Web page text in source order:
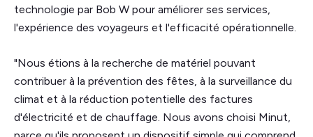
technologie par Bob W pour améliorer ses services,
l'expérience des voyageurs et l'efficacité opérationnelle.
"Nous étions à la recherche de matériel pouvant
contribuer à la prévention des fêtes, à la surveillance du
climat et à la réduction potentielle des factures
d'électricité et de chauffage. Nous avons choisi Minut,